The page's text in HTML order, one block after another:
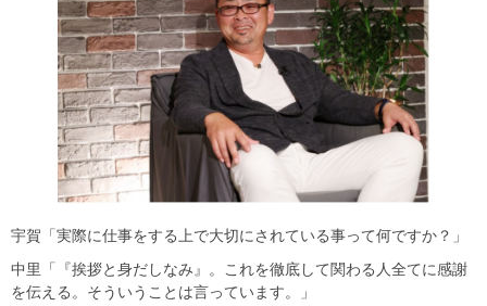
宇賀「実際に仕事をする上で大切にされている事って何ですか？」
中里「『挨拶と身だしなみ』。これを徹底して関わる人全てに感謝
を伝える。そういうことは言っています。」